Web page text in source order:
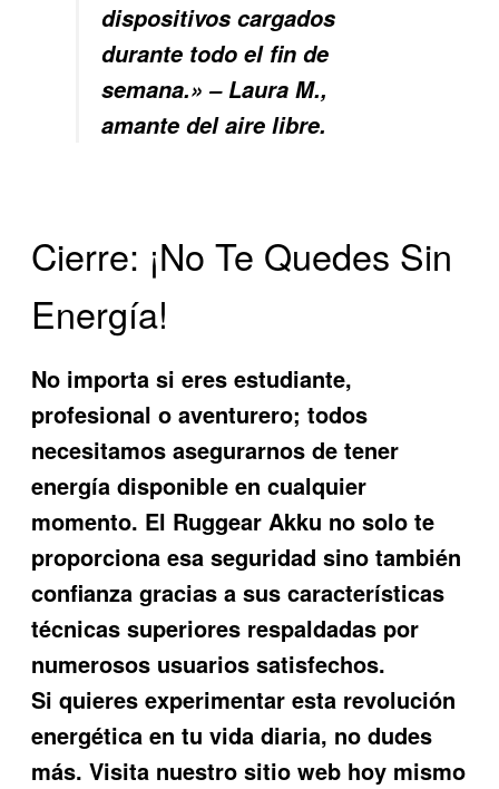
dispositivos cargados
durante todo el fin de
semana.» – Laura M.,
amante del aire libre.
Cierre: ¡No Te Quedes Sin
Energía!
No importa si eres estudiante,
profesional o aventurero; todos
necesitamos asegurarnos de tener
energía disponible en cualquier
momento. El Ruggear Akku no solo te
proporciona esa seguridad sino también
confianza gracias a sus características
técnicas superiores respaldadas por
numerosos usuarios satisfechos.
Si quieres experimentar esta revolución
energética en tu vida diaria, no dudes
más. Visita nuestro sitio web hoy mismo